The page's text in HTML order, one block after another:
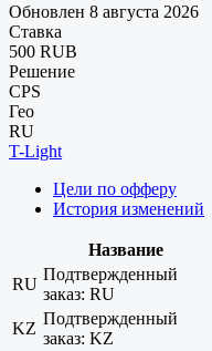
Обновлен 8 августа 2026
Ставка
500 RUB
Решение
CPS
Гео
RU
T-Light
Цели по офферу
История изменений
Название
RU
Подтвержденный
заказ: RU
KZ
Подтвержденный
заказ: KZ